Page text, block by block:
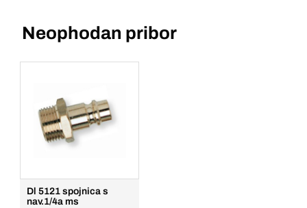
Neophodan pribor
Dl 5121 spojnica s
nav.1/4a ms